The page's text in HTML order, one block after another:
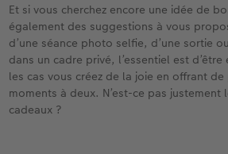
Et si vous cherchez encore une idée de
également des suggestions à vous
d’une séance photo selfie, d’une sortie
dans un cadre privé, l’essentiel est
les cas vous créez de la joie en offrant
moments à deux. N’est-ce pas justement
cadeaux ?